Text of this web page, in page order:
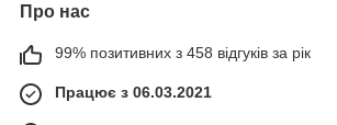
Про нас
99% позитивних з 458 відгуків за рік
Працює з 06.03.2021